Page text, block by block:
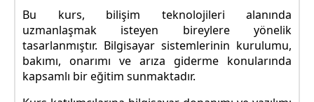
Bu kurs, bilişim teknolojileri alanında
uzmanlaşmak isteyen bireylere yönelik
tasarlanmıştır. Bilgisayar sistemlerinin kurulumu,
bakımı, onarımı ve arıza giderme konularında
kapsamlı bir eğitim sunmaktadır.